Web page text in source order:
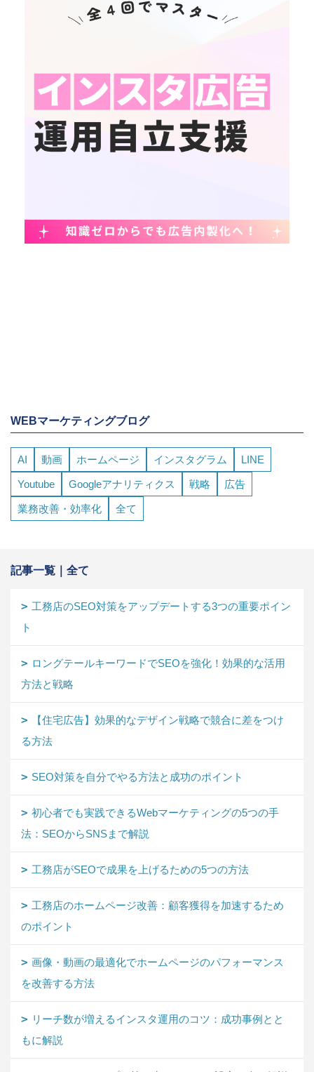
WEBマーケティングブログ
AI 動画 ホームページ インスタグラム LINE
Youtube Googleアナリティクス 戦略 広告
業務改善・効率化 全て
記事一覧｜全て
工務店のSEO対策をアップデートする3つの重要ポイン
ト
ロングテールキーワードでSEOを強化！効果的な活用
方法と戦略
【住宅広告】効果的なデザイン戦略で競合に差をつけ
る方法
SEO対策を自分でやる方法と成功のポイント
初心者でも実践できるWebマーケティングの5つの手
法：SEOからSNSまで解説
工務店がSEOで成果を上げるための5つの方法
工務店のホームページ改善：顧客獲得を加速するため
のポイント
画像・動画の最適化でホームページのパフォーマンス
を改善する方法
リーチ数が増えるインスタ運用のコツ：成功事例とと
もに解説